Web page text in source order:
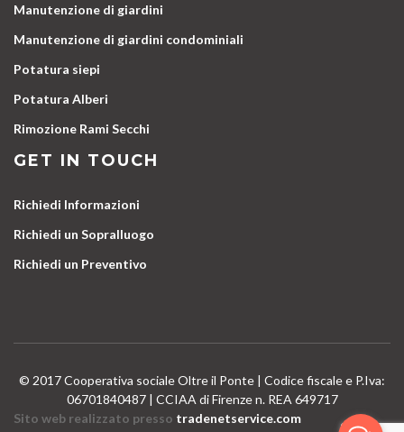
Manutenzione di giardini
Manutenzione di giardini condominiali
Potatura siepi
Potatura Alberi
Rimozione Rami Secchi
GET IN TOUCH
Richiedi Informazioni
Richiedi un Sopralluogo
Richiedi un Preventivo
© 2017 Cooperativa sociale Oltre il Ponte | Codice fiscale e P.Iva:
06701840487 | CCIAA di Firenze n. REA 649717
Sito web realizzato presso tradenetservice.com